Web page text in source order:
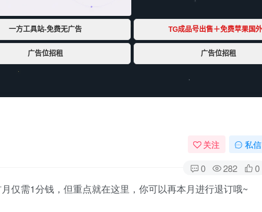
关注 私信
0 282 0
仅需1分钱，但重点就在这里，你可以再本月进行退订哦~